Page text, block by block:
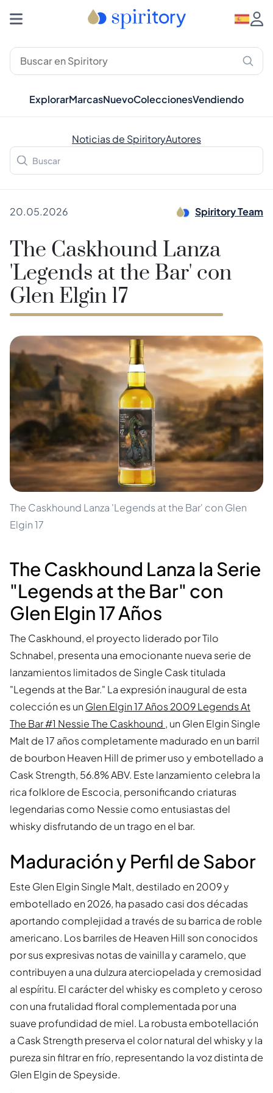
ExplorarMarcasNuevoColeccionesVendiendo
Noticias de SpiritoryAutores
20.05.2026 Spiritory Team
The Caskhound Lanza
'Legends at the Bar' con
Glen Elgin 17
The Caskhound Lanza 'Legends at the Bar' con Glen
Elgin 17
The Caskhound Lanza la Serie
"Legends at the Bar" con
Glen Elgin 17 Años
The Caskhound, el proyecto liderado por Tilo
Schnabel, presenta una emocionante nueva serie de
lanzamientos limitados de Single Cask titulada
"Legends at the Bar." La expresión inaugural de esta
colección es un Glen Elgin 17 Años 2009 Legends At
The Bar #1 Nessie The Caskhound , un Glen Elgin Single
Malt de 17 años completamente madurado en un barril
de bourbon Heaven Hill de primer uso y embotellado a
Cask Strength, 56.8% ABV. Este lanzamiento celebra la
rica folklore de Escocia, personificando criaturas
legendarias como Nessie como entusiastas del
whisky disfrutando de un trago en el bar.
Maduración y Perfil de Sabor
Este Glen Elgin Single Malt, destilado en 2009 y
embotellado en 2026, ha pasado casi dos décadas
aportando complejidad a través de su barrica de roble
americano. Los barriles de Heaven Hill son conocidos
por sus expresivas notas de vainilla y caramelo, que
contribuyen a una dulzura aterciopelada y cremosidad
al espíritu. El carácter del whisky es completo y ceroso
con una frutalidad floral complementada por una
suave profundidad de miel. La robusta embotellación
a Cask Strength preserva el color natural del whisky y la
pureza sin filtrar en frío, representando la voz distinta de
Glen Elgin de Speyside.